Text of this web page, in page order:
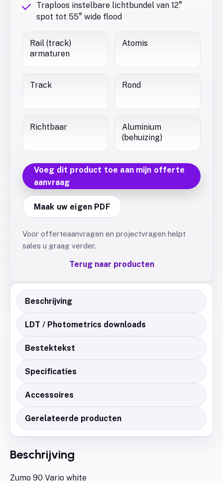
Traploos instelbare lichtbundel van 12°
spot tot 55° wide flood
Rail (track)
armaturen
Atomis
Track Rond
Richtbaar
Aluminium
(behuizing)
Voeg dit product toe aan mijn offerte
aanvraag
Maak uw eigen PDF
Voor offerteaanvragen en projectvragen helpt
sales u graag verder.
Terug naar producten
Beschrijving
LDT / Photometrics downloads
Bestektekst
Specificaties
Accessoires
Gerelateerde producten
Beschrijving
Zumo 90 Vario white